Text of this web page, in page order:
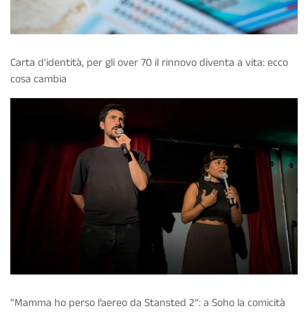
Carta d'identità, per gli over 70 il rinnovo diventa a vita: ecco
cosa cambia
"Mamma ho perso l’aereo da Stansted 2”: a Soho la comicità